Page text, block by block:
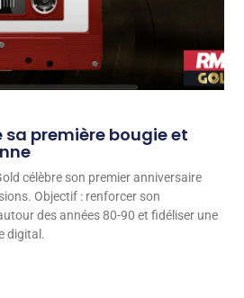
sa première bougie et
célèbre son premier anniversaire
Objectif : renforcer son
des années 80-90 et fidéliser une
digital.